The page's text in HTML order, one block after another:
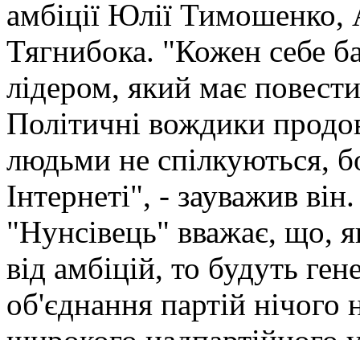
амбіції Юлії Тимошенко,
Тягнибока. "Кожен себе
лідером, який має
Політичні вождики
людьми не спілкуються,
Інтернеті", - зауважив
"Нунсівець" вважає, що,
від амбіцій, то будуть
об'єднання партій